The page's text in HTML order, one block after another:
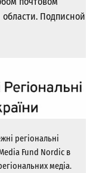
Подписной
регіональні
Fund Nordic в
медіа.